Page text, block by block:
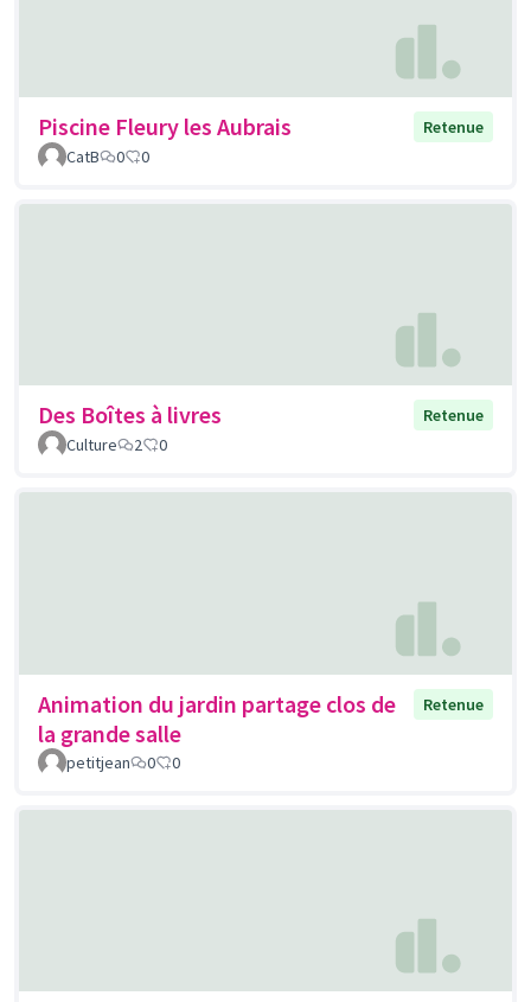
Piscine Fleury les Aubrais
Retenue
CatB
0 0
Des Boîtes à livres
Retenue
Culture
2 0
Animation du jardin partage clos de
la grande salle
Retenue
petitjean 0 0